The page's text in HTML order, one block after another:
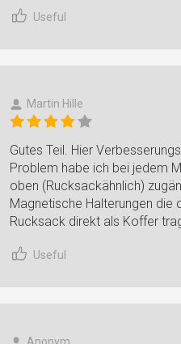
Useful
Martin Hille
Gutes Teil. Hier
Problem habe ich bei jedem
oben (Rucksackähnlich)
Magnetische Halterungen
Rucksack direkt als Koffer
Useful